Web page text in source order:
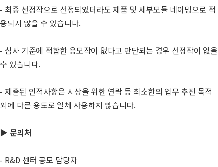
- 최종 선정작으로 선정되었더라도 제품 및 세부모듈 네이밍으로 적
용되지 않을 수 있습니다.
- 심사 기준에 적합한 응모작이 없다고 판단되는 경우 선정작이 없을
수 있습니다.
- 제출된 인적사항은 시상을 위한 연락 등 최소한의 업무 추진 목적
외에 다른 용도로 일체 사용하지 않습니다.
▶ 문의처
- R&D 센터 공모 담당자